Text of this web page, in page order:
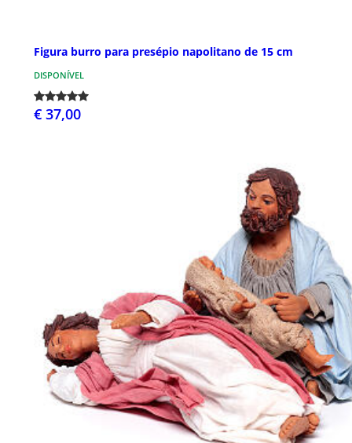
Figura burro para presépio napolitano de 15 cm
DISPONÍVEL
€ 37,00